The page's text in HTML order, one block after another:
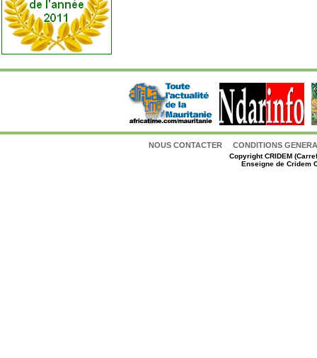
NOUS CONTACTER CONDITIONS
CopyrightCRIDEM
Enseigne de Cridem